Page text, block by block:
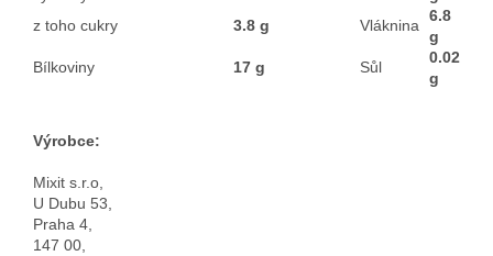
z toho cukry
3.8 g Vláknina
6.8
g
Bílkoviny
17 g Sůl
0.02
g
Výrobce:
Mixit s.r.o,
U Dubu 53,
Praha 4,
147 00,